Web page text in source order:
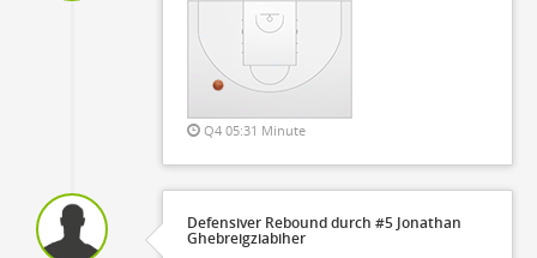
Q4 05:31 Minute
Defensiver Rebound durch #5 Jonathan
Ghebreigziabiher